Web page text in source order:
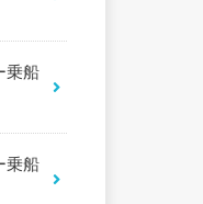
乗船
乗船